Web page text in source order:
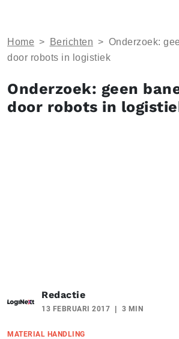
Home > Berichten > Onderzoek:
door robots in logistiek
Onderzoek: geen
door robots in
Redactie
13 FEBRUARI 2017 3 MIN
MATERIAL HANDLING